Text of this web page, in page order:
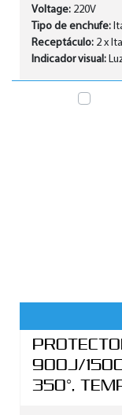
Voltage: 220V
Tipo de enchufe:
Receptáculo: 2 x
Indicador visual:
900J/
350°,